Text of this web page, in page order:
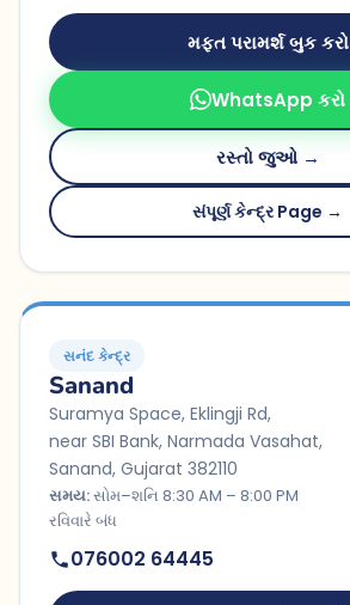
મફત પરામર્શ બુક કરો
WhatsApp કરો
રસ્તો જુઓ →
સંપૂર્ણ કેન્દ્ર Page →
સનંદ કેન્દ્ર
Sanand
Suramya Space, Eklingji Rd,
near SBI Bank, Narmada Vasahat,
Sanand, Gujarat 382110
સમય:સોમ–શનિ 8:30 AM – 8:00 PM
રવિવારે બંધ
076002 64445